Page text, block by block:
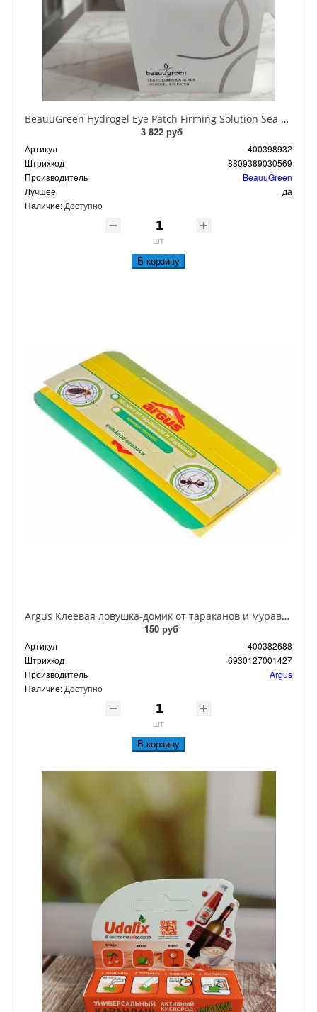
BeauuGreen Hydrogel Eye Patch Firming Solution Sea Cocumber & Black Гидрогелевые патчи для кожи вокруг глаз с экстрактом черного морского огурца 60 шт 90 гр
3 822 руб
Артикул
400398932
Штрихкод
8809389030569
Производитель
BeauuGreen
Лучшее
да
Наличие: Доступно
шт
В корзину
Argus Клеевая ловушка-домик от тараканов и муравьев
150 руб
Артикул
400382688
Штрихкод
6930127001427
Производитель
Argus
Наличие: Доступно
шт
В корзину